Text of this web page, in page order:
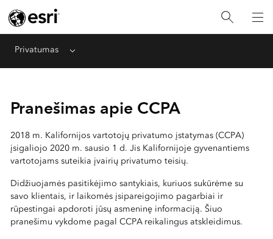
Privatumas Menu
Pranešimas apie CCPA
2018 m. Kalifornijos vartotojų privatumo įstatymas (CCPA)
įsigaliojo 2020 m. sausio 1 d. Jis Kalifornijoje gyvenantiems
vartotojams suteikia įvairių privatumo teisių.
Didžiuojamės pasitikėjimo santykiais, kuriuos sukūrėme su
savo klientais, ir laikomės įsipareigojimo pagarbiai ir
rūpestingai apdoroti jūsų asmeninę informaciją. Šiuo
pranešimu vykdome pagal CCPA reikalingus atskleidimus.